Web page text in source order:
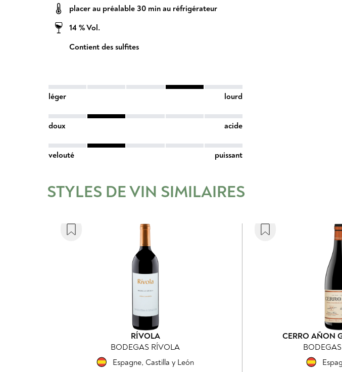
placer au préalable 30 min au réfrigérateur
14 % Vol.
Contient des sulfites
léger lourd
doux acide
velouté puissant
STYLES DE VIN SIMILAIRES
RÍVOLA
BODEGAS RÍVOLA
Espagne, Castilla y León
CERRO AÑON